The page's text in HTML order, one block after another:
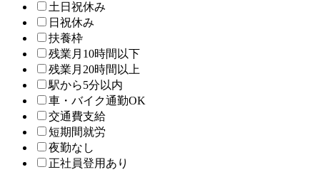
土日祝休み
日祝休み
扶養枠
残業月10時間以下
残業月20時間以上
駅から5分以内
車・バイク通勤OK
交通費支給
短期間就労
夜勤なし
正社員登用あり